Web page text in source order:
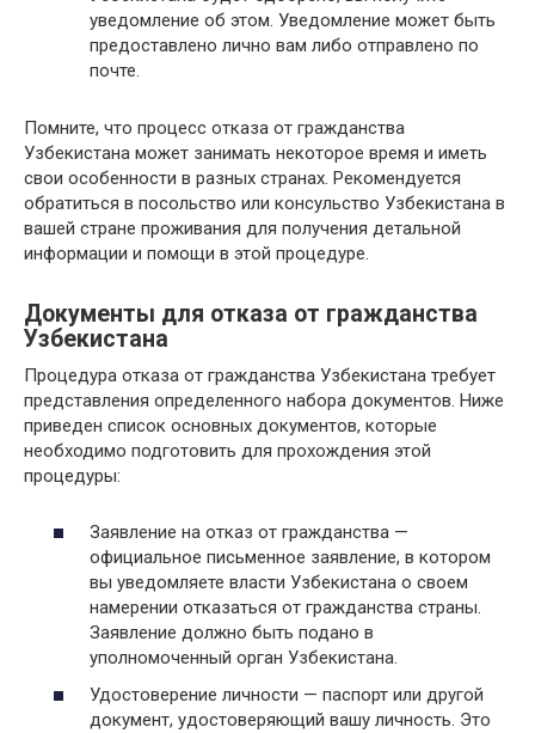
уведомление об этом. Уведомление может быть
предоставлено лично вам либо отправлено по
почте.
Помните, что процесс отказа от гражданства
Узбекистана может занимать некоторое время и иметь
свои особенности в разных странах. Рекомендуется
обратиться в посольство или консульство Узбекистана в
вашей стране проживания для получения детальной
информации и помощи в этой процедуре.
Документы для отказа от гражданства
Узбекистана
Процедура отказа от гражданства Узбекистана требует
представления определенного набора документов. Ниже
приведен список основных документов, которые
необходимо подготовить для прохождения этой
процедуры:
Заявление на отказ от гражданства —
официальное письменное заявление, в котором
вы уведомляете власти Узбекистана о своем
намерении отказаться от гражданства страны.
Заявление должно быть подано в
уполномоченный орган Узбекистана.
Удостоверение личности — паспорт или другой
документ, удостоверяющий вашу личность. Это